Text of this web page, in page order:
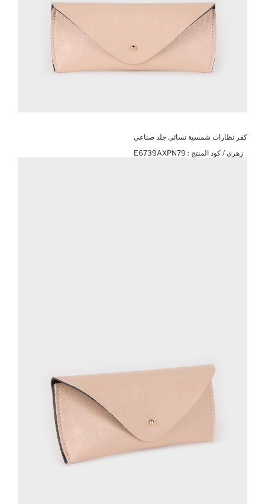
كفر نظارات شمسية نسائي جلد صناعي
زهري / كود المنتج : E6739AXPN79